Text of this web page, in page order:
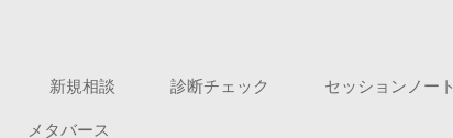
新規相談 診断チェック セッションノート
メタバース